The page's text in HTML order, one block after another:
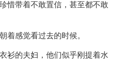
惜带着不敢置信，甚至都不敢
着感觉看过去的时候。
衫的夫妇，他们似乎刚提着水